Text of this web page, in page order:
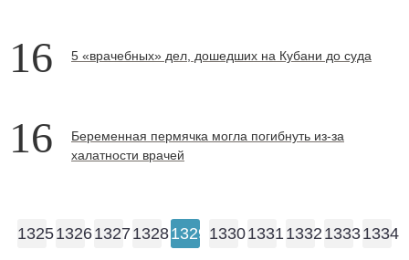
16 5 «врачебных» дел, дошедших на Кубани до суда
16
Беременная пермячка могла погибнуть из-за
халатности врачей
132513261327 13281329 13301331 1332 13331334